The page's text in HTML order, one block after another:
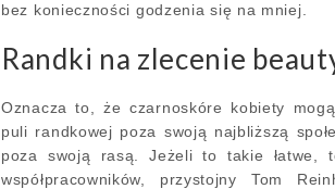
bez konieczności godzenia się na mniej.
Randki na zlecenie
Oznacza to, że czarnoskóre kobiety
puli randkowej poza swoją najbliższą
poza swoją rasą. Jeżeli to takie
współpracowników, przystojny Tom